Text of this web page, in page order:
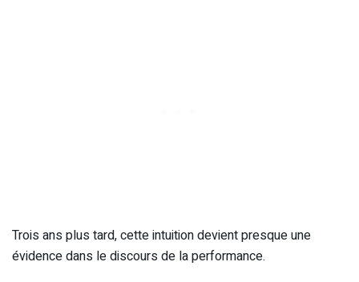
Trois ans plus tard, cette intuition devient presque une
évidence dans le discours de la performance.